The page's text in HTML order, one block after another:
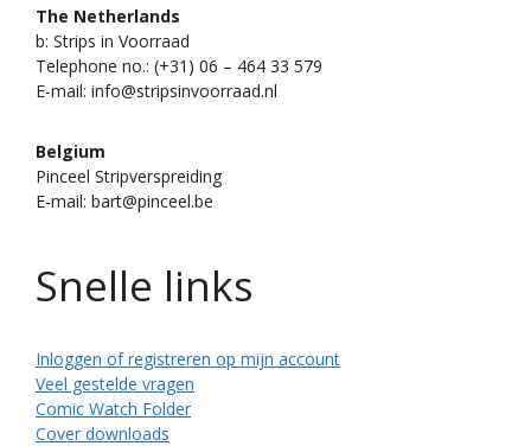
The Netherlands
b: Strips in Voorraad
Telephone no.: (+31) 06 – 464 33 579
E-mail: info@stripsinvoorraad.nl
Belgium
Pinceel Stripverspreiding
E-mail: bart@pinceel.be
Snelle links
Inloggen of registreren op mijn account
Veel gestelde vragen
Comic Watch Folder
Cover downloads